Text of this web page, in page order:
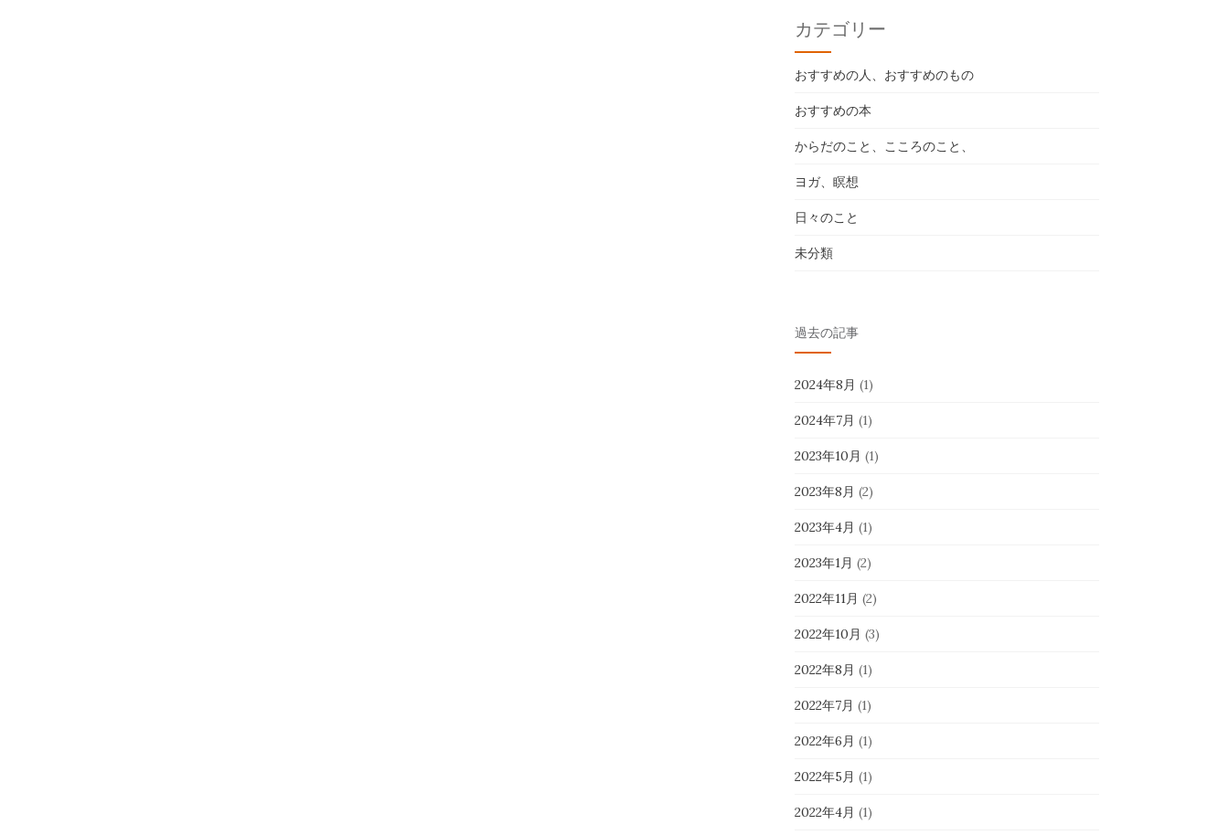
カテゴリー
おすすめの人、おすすめのもの
おすすめの本
からだのこと、こころのこと、
ヨガ、瞑想
日々のこと
未分類
過去の記事
2024年8月 (1)
2024年7月 (1)
2023年10月 (1)
2023年8月 (2)
2023年4月 (1)
2023年1月 (2)
2022年11月 (2)
2022年10月 (3)
2022年8月 (1)
2022年7月 (1)
2022年6月 (1)
2022年5月 (1)
2022年4月 (1)